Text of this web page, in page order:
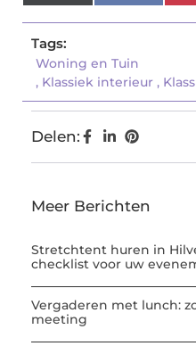
(Twitter)
Tags:
Woning en Tuin
, Klassiek interieur ,
Delen:
Meer Berichten
Stretchtent huren in
checklist voor uw
Vergaderen met lunch:
meeting